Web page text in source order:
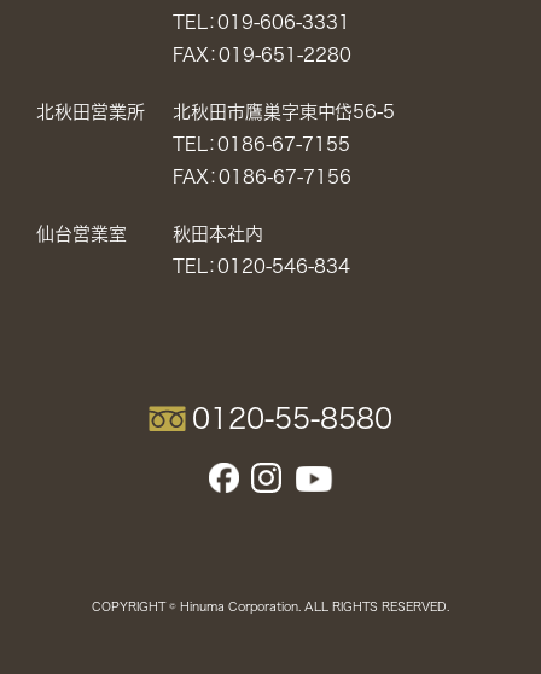
TEL：019-606-3331
FAX：019-651-2280
北秋田営業所
北秋田市鷹巣字東中岱56-5
TEL：0186-67-7155
FAX：0186-67-7156
仙台営業室
秋田本社内
TEL：0120-546-834
0120-55-8580
COPYRIGHT © Hinuma Corporation. ALL RIGHTS RESERVED.